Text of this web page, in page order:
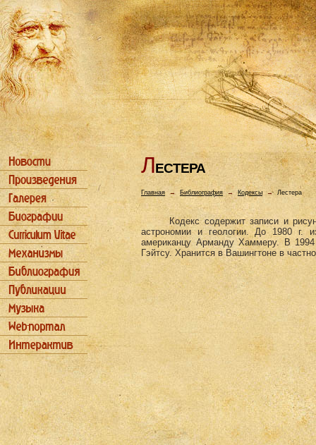
ЛЕСТЕРА
Главная→ Библиография →Кодексы → Лестера
Кодекс содержит записи и
астрономии и геологии. До 1980 г.
американцу Арманду Хаммеру. В
Гэйтсу. Хранится в Вашингтоне в